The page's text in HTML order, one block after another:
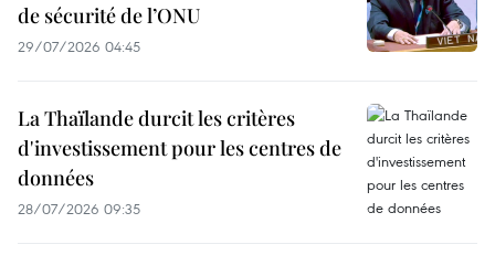
de sécurité de l’ONU
29/07/2026 04:45
La Thaïlande durcit les critères
d'investissement pour les centres de
données
28/07/2026 09:35